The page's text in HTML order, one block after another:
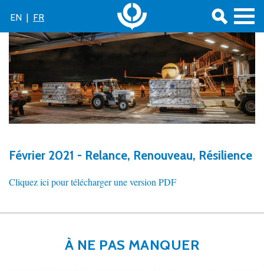
EN | FR
Février 2021 - Relance, Renouveau, Résilience
Cliquez ici pour télécharger une version PDF
À NE PAS MANQUER